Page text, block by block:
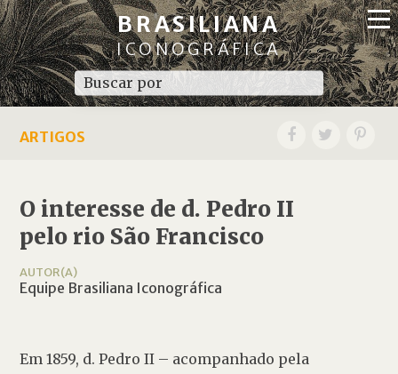
BRASILIANA
ICONOGRÁFICA
ARTIGOS
O interesse de d. Pedro II
pelo rio São Francisco
AUTOR(A)
Equipe Brasiliana Iconográfica
Em 1859, d. Pedro II – acompanhado pela